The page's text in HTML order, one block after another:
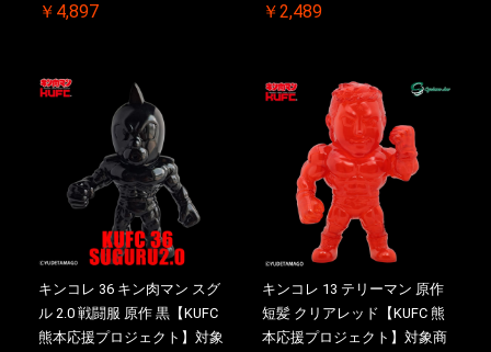
￥4,897 ￥2,489
キンコレ 36 キン肉マン スグ
ル 2.0 戦闘服 原作 黒【KUFC
熊本応援プロジェクト】対象
キンコレ 13 テリーマン 原作
短髪 クリアレッド【KUFC 熊
本応援プロジェクト】対象商